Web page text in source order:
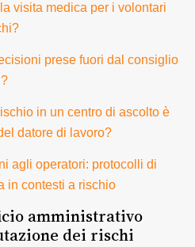
visita medica per i volontari
prese fuori dal consiglio
in un centro di ascolto è
datore di lavoro?
agli operatori: protocolli di
in contesti a rischio
amministrativo
dei rischi